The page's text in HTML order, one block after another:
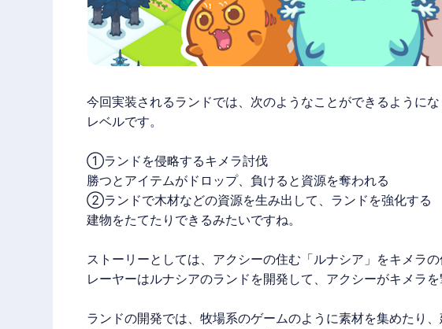
今回実装されるランドでは、次のようなことができるように
レベルです。
①ランドを侵略するキメラ討伐
勝つとアイテムがドロップ、負けると資源を奪われる
②ランドで木材などの資源を生み出して、ランドを強化する
建物をたてたりできるみたいですね。
ストーリーとしては、アクシーの住む「ルナシア」をキメラ
レーヤーはルナシアのランドを開発して、アクシーがキメラ
ランドの開発では、牧場系のゲームのように素材を集めたり